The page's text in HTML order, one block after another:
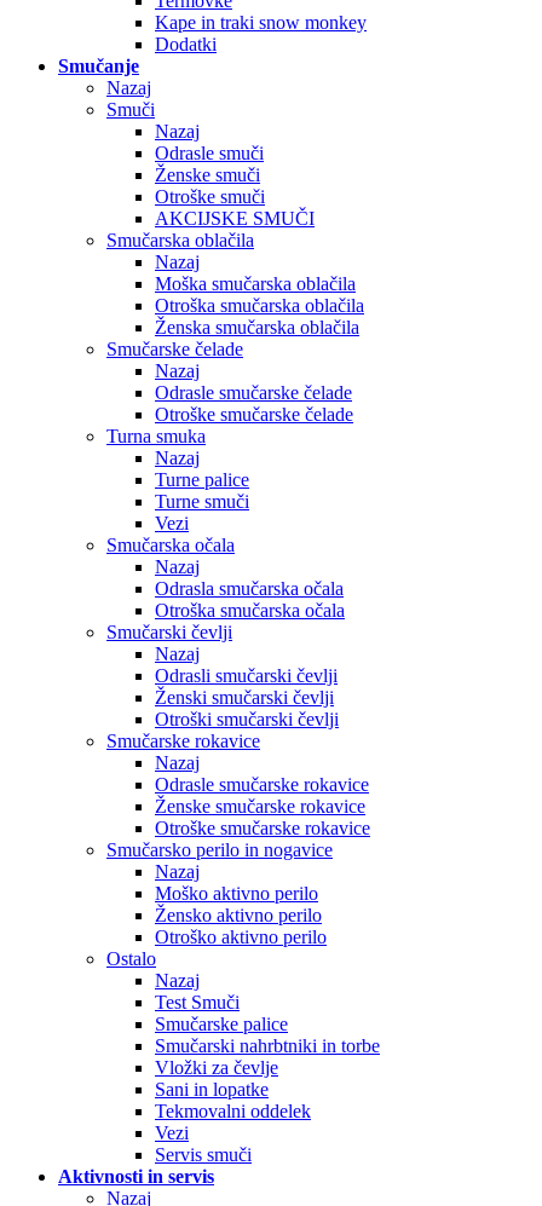
Kape in traki snow monkey
Dodatki
Smučanje
Nazaj
Smuči
Nazaj
Odrasle smuči
Ženske smuči
Otroške smuči
AKCIJSKE SMUČI
Smučarska oblačila
Nazaj
Moška smučarska oblačila
Otroška smučarska oblačila
Ženska smučarska oblačila
Smučarske čelade
Nazaj
Odrasle smučarske čelade
Otroške smučarske čelade
Turna smuka
Nazaj
Turne palice
Turne smuči
Vezi
Smučarska očala
Nazaj
Odrasla smučarska očala
Otroška smučarska očala
Smučarski čevlji
Nazaj
Odrasli smučarski čevlji
Ženski smučarski čevlji
Otroški smučarski čevlji
Smučarske rokavice
Nazaj
Odrasle smučarske rokavice
Ženske smučarske rokavice
Otroške smučarske rokavice
Smučarsko perilo in nogavice
Nazaj
Moško aktivno perilo
Žensko aktivno perilo
Otroško aktivno perilo
Ostalo
Nazaj
Test Smuči
Smučarske palice
Smučarski nahrbtniki in torbe
Vložki za čevlje
Sani in lopatke
Tekmovalni oddelek
Vezi
Servis smuči
Aktivnosti in servis
Nazaj